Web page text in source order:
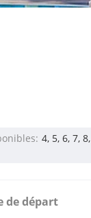
4, 5, 6, 7, 8,
de départ